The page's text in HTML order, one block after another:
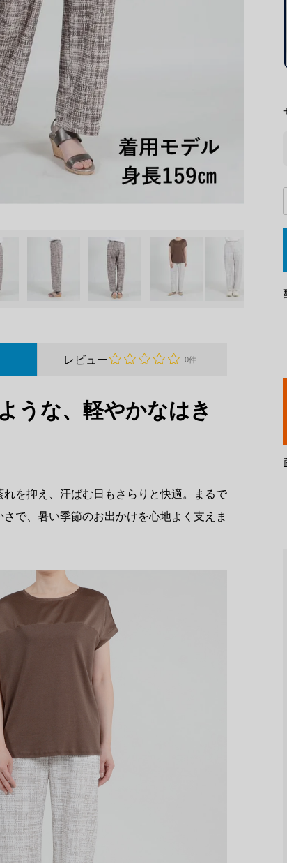
レビュー 0件
うな、軽やかなはき
を抑え、汗ばむ日もさらりと快適。まるで
で、暑い季節のお出かけを心地よく支えま